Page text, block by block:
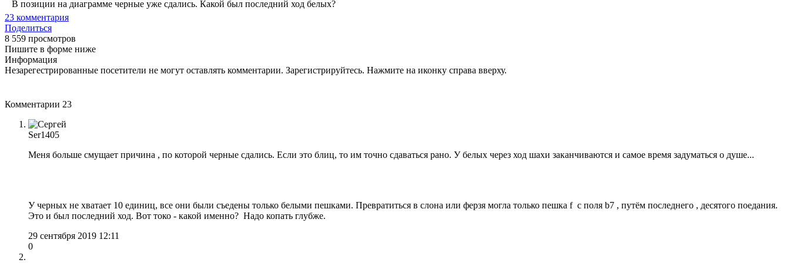
В позиции на диаграмме черные уже сдались. Какой был последний ход белых?
23 комментария
Поделиться
8 559 просмотров
Пишите в форме ниже
Информация
Незарегестрированные посетители не могут оставлять комментарии. Зарегистрируйтесь. Нажмите на иконку справа вверху.
Комментарии 23
Ser1405
Меня больше смущает причина , по которой черные сдались. Если это блиц, то им точно сдаваться рано. У белых через ход шахи заканчиваются и самое время задуматься о душе...
У черных не хватает 10 единиц, все они были съедены только белыми пешками. Превратиться в слона или ферзя могла только пешка f с поля b7 , путём последнего , десятого поедания.
Это и был последний ход. Вот токо - какой именно? Надо копать глубже.
29 сентября 2019 12:11
0